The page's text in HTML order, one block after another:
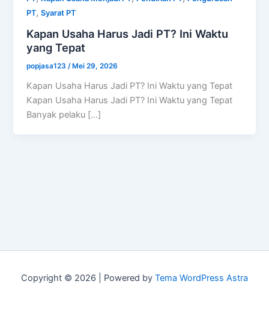
PT,Syarat PT
Kapan Usaha Harus Jadi PT? Ini Waktu
yang Tepat
popjasa123 /Mei 29, 2026
Kapan Usaha Harus Jadi PT? Ini Waktu yang Tepat
Kapan Usaha Harus Jadi PT? Ini Waktu yang Tepat
Banyak pelaku […]
Copyright © 2026 | Powered by Tema WordPress Astra